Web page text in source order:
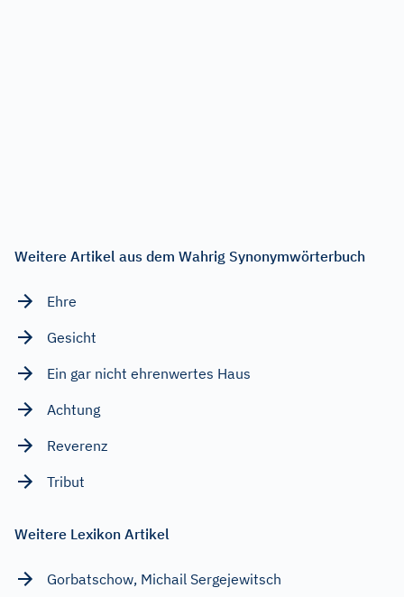
Weitere Artikel aus dem Wahrig Synonymwörterbuch
Ehre
Gesicht
Ein gar nicht ehrenwertes Haus
Achtung
Reverenz
Tribut
Weitere Lexikon Artikel
Gorbatschow, Michail Sergejewitsch